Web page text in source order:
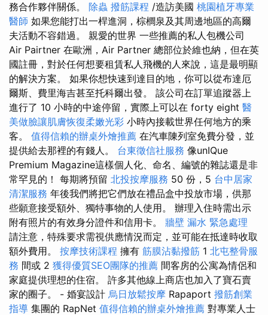
務合作夥伴關係。 除蟲 撥筋課程 /造訪美國 桃園植牙專業
醫師 如果您能打出一桿進洞，棕櫚泉及其周邊地區的高爾
夫活動不容錯過。 親愛的世界 一些推薦的私人包機公司
Air Pairtner 在歐洲，Air Partner 總部位於維也納，但在英
國註冊，對於任何想要租賃私人飛機的人來說，這是最明顯
的解決方案。 如果你想快速到達目的地，你可以從布達厄
爾斯、費里海吉甚至托科爾出發。 該公司在訂單追蹤器上
進行了 10 小時的中途停留，實際上可以在 forty eight 醫
美做臉讓肌膚恢復柔嫩光彩 小時內接載世界任何地方的乘
客。 值得信賴的辦桌外燴推薦 在汽車陳列室免費分發，並
提供給去那裡的有錢人。 台東徵信社服務 像unIQue
Premium Magazine這樣個人化、命名、編號的雜誌還是非
常罕見的！ 每期將預留 北投按摩服務 50 份，5 台中居家
清潔服務 年後我們將把它們放在禮品盒中投放市場，供那
些願意接受額外、獨特事物的人使用。 辦理入住時需出示
附有照片的有效身分證件和信用卡。 牆壁 漏水 緊急處理
請注意，特殊要求需視供應情況而定，並可能在抵達時收取
額外費用。 按摩技術課程 擁有 筋膜沾黏撥筋 1 北屯整骨服
務 間或 2 獲得優質SEO團隊的推薦 間客房的公寓為情侶和
家庭提供理想的住宿。 許多其他線上商店也加入了寶石賣
家的圈子。 - 婚宴設計 烏日放鬆按摩 Rapaport 撥筋創業
指導 集團的 RapNet 值得信賴的辦桌外燴推薦 對專業人士